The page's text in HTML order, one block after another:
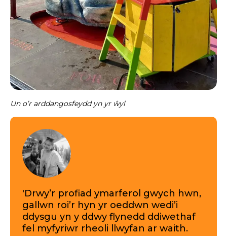
Un o’r arddangosfeydd yn yr ŵyl
'Drwy’r profiad ymarferol gwych hwn,
gallwn roi’r hyn yr oeddwn wedi’i
ddysgu yn y ddwy flynedd ddiwethaf
fel myfyriwr rheoli llwyfan ar waith.